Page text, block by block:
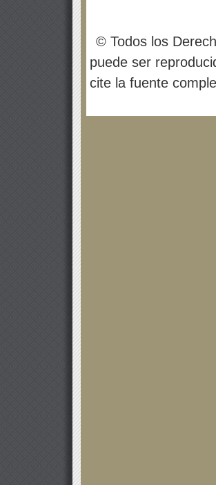
© Todos los
puede ser
cite la fuente